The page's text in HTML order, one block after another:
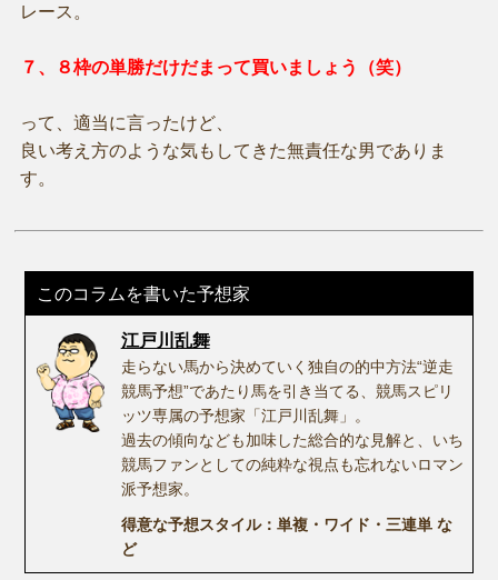
レース。
７、８枠の単勝だけだまって買いましょう（笑）
って、適当に言ったけど、
良い考え方のような気もしてきた無責任な男でありま
す。
このコラムを書いた予想家
江戸川乱舞
走らない馬から決めていく独自の的中方法“逆走
競馬予想”であたり馬を引き当てる、競馬スピリ
ッツ専属の予想家「江戸川乱舞」。
過去の傾向なども加味した総合的な見解と、いち
競馬ファンとしての純粋な視点も忘れないロマン
派予想家。
得意な予想スタイル：単複・ワイド・三連単 な
ど